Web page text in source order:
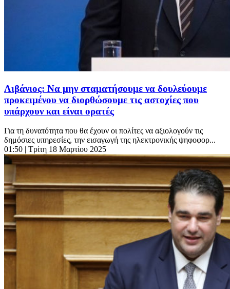
Λιβάνιος: Να μην σταματήσουμε να δουλεύουμε
προκειμένου να διορθώσουμε τις αστοχίες που
υπάρχουν και είναι ορατές
Για τη δυνατότητα που θα έχουν οι πολίτες να αξιολογούν τις
δημόσιες υπηρεσίες, την εισαγωγή της ηλεκτρονικής ψηφοφορ...
01:50 | Τρίτη 18 Μαρτίου 2025